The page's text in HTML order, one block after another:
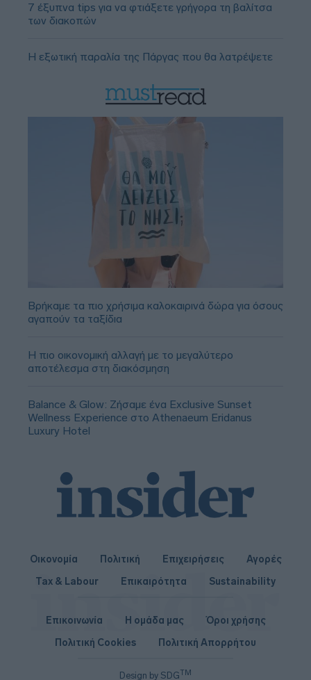
7 έξυπνα tips για να φτιάξετε γρήγορα τη βαλίτσα
των διακοπών
Η εξωτική παραλία της Πάργας που θα λατρέψετε
Βρήκαμε τα πιο χρήσιμα καλοκαιρινά δώρα για όσους
αγαπούν τα ταξίδια
Η πιο οικονομική αλλαγή με το μεγαλύτερο
αποτέλεσμα στη διακόσμηση
Balance & Glow: Ζήσαμε ένα Exclusive Sunset
Wellness Experience στο Athenaeum Eridanus
Luxury Hotel
Οικονομία Πολιτική Επιχειρήσεις
Αγορές
Tax & Labour
Επικαιρότητα Sustainability
Design by SDGTM
Επικοινωνία Η ομάδα μας
Όροι χρήσης
Πολιτική Cookies
Πολιτική Απορρήτου